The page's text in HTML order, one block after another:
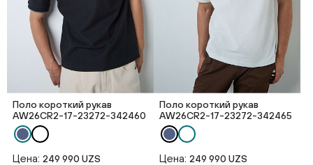
Поло короткий рукав
AW26CR2-17-23272-342460
Цена: 249 990 UZS
Поло короткий рукав
AW26CR2-17-23272-342465
Цена: 249 990 UZS